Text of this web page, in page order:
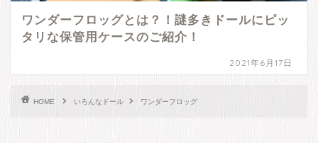
ワンダーフロッグとは？！謎多きドールにピッ
タリな保管用ケースのご紹介！
2021年6月17日
HOME いろんなドール ワンダーフロッグ